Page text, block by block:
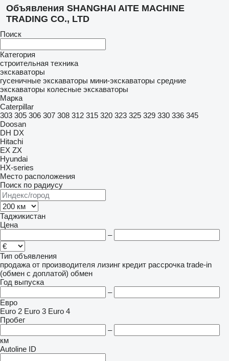
Объявления SHANGHAI AITE MACHINE
TRADING CO., LTD
Поиск
Категория
строительная техника
экскаваторы
гусеничные экскаваторы мини-экскаваторы средние
экскаваторы колесные экскаваторы
Марка
Caterpillar
303 305 306 307 308 312 315 320 323 325 329 330 336 345
Doosan
DH DX
Hitachi
EX ZX
Hyundai
HX-series
Место расположения
Поиск по радиусу
Таджикистан
Цена
–
Тип объявления
продажа от производителя лизинг кредит рассрочка trade-in
(обмен с доплатой) обмен
Год выпуска
–
Евро
Euro 2 Euro 3 Euro 4
Пробег
–
км
Autoline ID